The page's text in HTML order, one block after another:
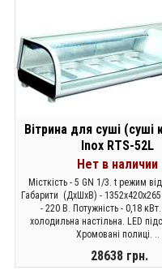
Вітрина для суші (суші
Inox RTS-52L
Нет в наличии
Місткість - 5 GN 1/3. t режим
Габарити (ДхШхВ) -
- 220 В. Потужність - 0,18 кВт.
холодильна настільна. LED
Хромовані полиці. ..
28638 грн.